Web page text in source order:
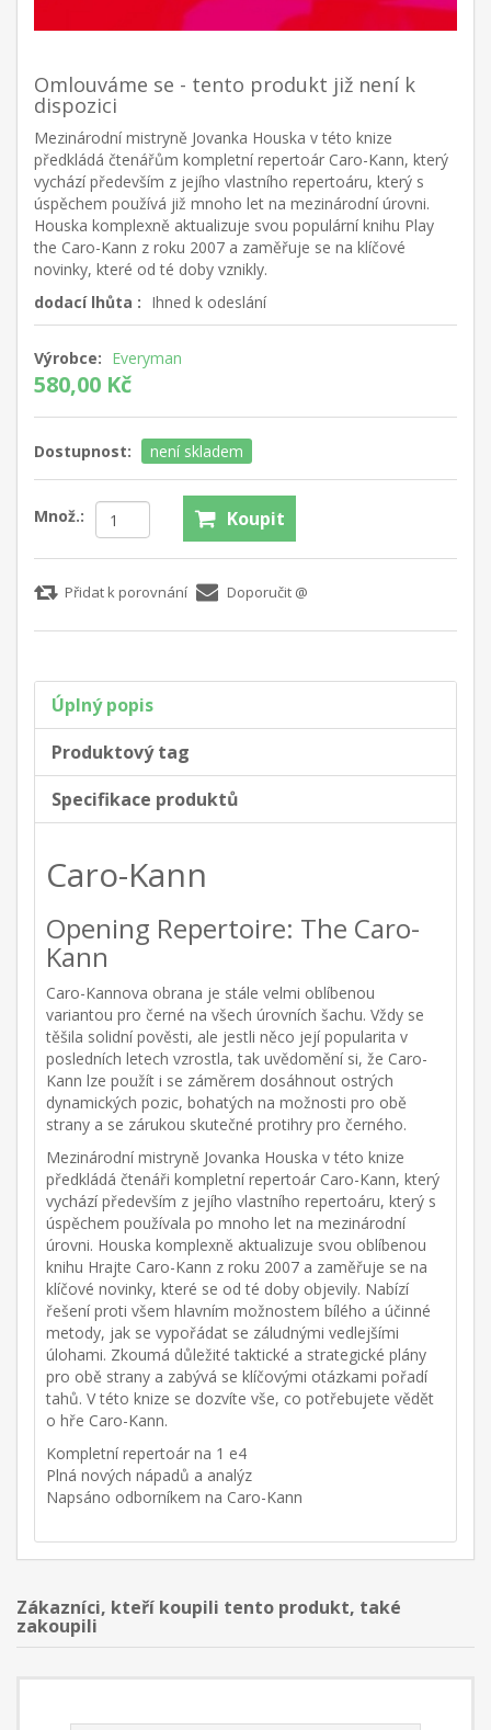
Omlouváme se - tento produkt již není k
dispozici
Mezinárodní mistryně Jovanka Houska v této knize
předkládá čtenářům kompletní repertoár Caro-Kann, který
vychází především z jejího vlastního repertoáru, který s
úspěchem používá již mnoho let na mezinárodní úrovni.
Houska komplexně aktualizuje svou populární knihu Play
the Caro-Kann z roku 2007 a zaměřuje se na klíčové
novinky, které od té doby vznikly.
dodací lhůta : Ihned k odeslání
Výrobce: Everyman
580,00 Kč
Dostupnost: není skladem
Množ.: Koupit
Přidat k porovnání Doporučit @
Úplný popis
Produktový tag
Specifikace produktů
Caro-Kann
Opening Repertoire: The Caro-
Kann
Caro-Kannova obrana je stále velmi oblíbenou
variantou pro černé na všech úrovních šachu. Vždy se
těšila solidní pověsti, ale jestli něco její popularita v
posledních letech vzrostla, tak uvědomění si, že Caro-
Kann lze použít i se záměrem dosáhnout ostrých
dynamických pozic, bohatých na možnosti pro obě
strany a se zárukou skutečné protihry pro černého.
Mezinárodní mistryně Jovanka Houska v této knize
předkládá čtenáři kompletní repertoár Caro-Kann, který
vychází především z jejího vlastního repertoáru, který s
úspěchem používala po mnoho let na mezinárodní
úrovni. Houska komplexně aktualizuje svou oblíbenou
knihu Hrajte Caro-Kann z roku 2007 a zaměřuje se na
klíčové novinky, které se od té doby objevily. Nabízí
řešení proti všem hlavním možnostem bílého a účinné
metody, jak se vypořádat se záludnými vedlejšími
úlohami. Zkoumá důležité taktické a strategické plány
pro obě strany a zabývá se klíčovými otázkami pořadí
tahů. V této knize se dozvíte vše, co potřebujete vědět
o hře Caro-Kann.
Kompletní repertoár na 1 e4
Plná nových nápadů a analýz
Napsáno odborníkem na Caro-Kann
Zákazníci, kteří koupili tento produkt, také
zakoupili